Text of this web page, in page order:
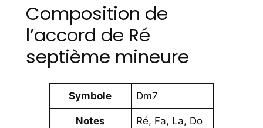
Composition de
l’accord de Ré
septième mineure
Symbole Dm7
Notes Ré, Fa, La, Do